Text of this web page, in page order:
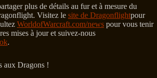
plus de détails au fur et à mesure du
Visitez le site de Dragonflightpour
WorldofWarcraft.com/news pour vous tenir
mises à jour et suivez-nous
.
aux Dragons !